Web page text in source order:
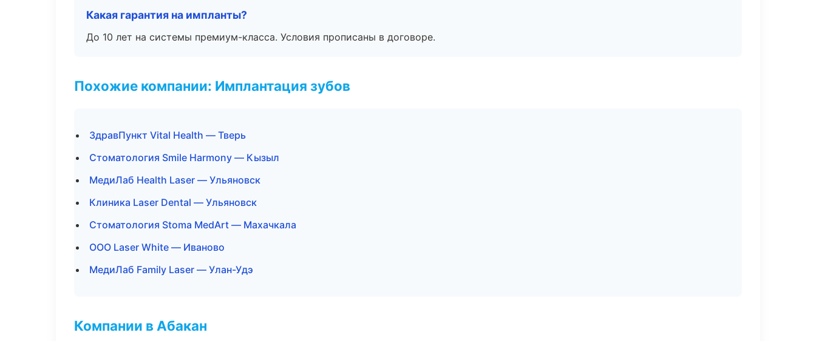
Какая гарантия на импланты?
До 10 лет на системы премиум-класса. Условия прописаны в договоре.
Похожие компании: Имплантация зубов
ЗдравПункт Vital Health — Тверь
Стоматология Smile Harmony — Кызыл
МедиЛаб Health Laser — Ульяновск
Клиника Laser Dental — Ульяновск
Стоматология Stoma MedArt — Махачкала
ООО Laser White — Иваново
МедиЛаб Family Laser — Улан-Удэ
Компании в Абакан